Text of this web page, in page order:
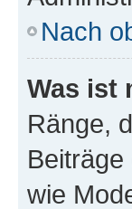
Nach
Was ist
Ränge,
wie